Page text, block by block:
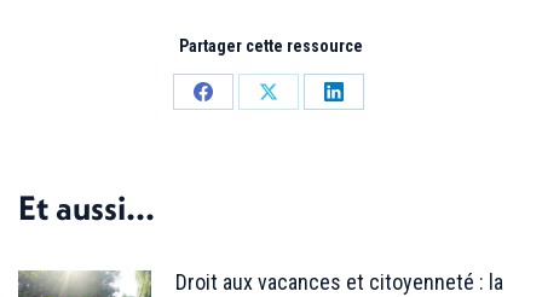
Partager cette ressource
PartagerPartagerPartager
Et aussi...
Droit aux vacances et citoyenneté : la